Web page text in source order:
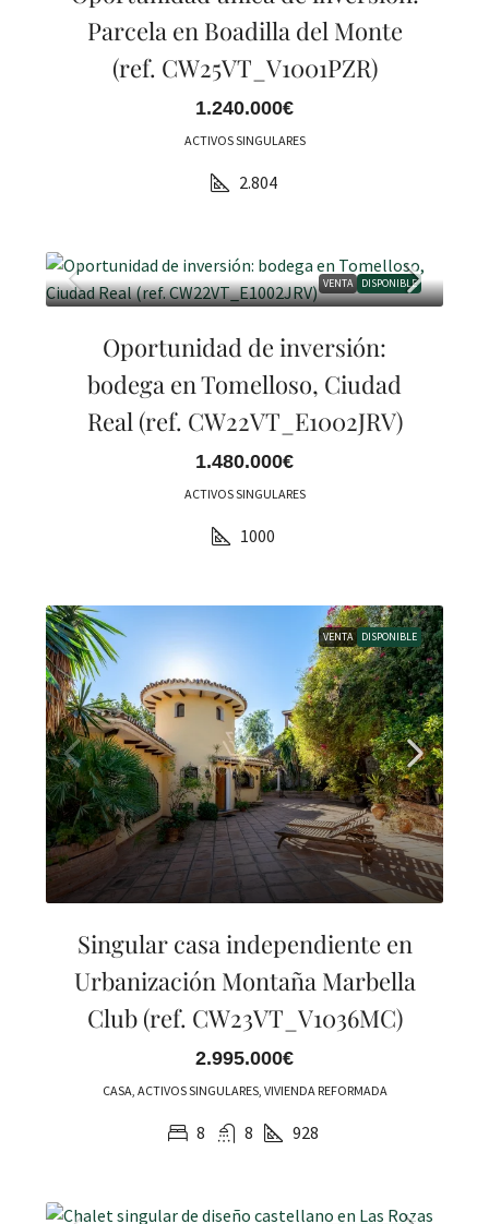
Parcela en Boadilla del Monte
(ref. CW25VT_V1001PZR)
1.240.000€
ACTIVOS SINGULARES
2.804
VENTA DISPONIBLE
Oportunidad de inversión:
bodega en Tomelloso, Ciudad
Real (ref. CW22VT_E1002JRV)
1.480.000€
ACTIVOS SINGULARES
1000
VENTA DISPONIBLE
Singular casa independiente en
Urbanización Montaña Marbella
Club (ref. CW23VT_V1036MC)
2.995.000€
CASA, ACTIVOS SINGULARES, VIVIENDA REFORMADA
8 8 928